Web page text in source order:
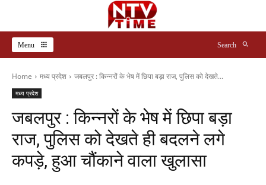
Menu Search
Home मध्य प्रदेश जबलपुर : किन्नरों के भेष में छिपा बड़ा राज, पुलिस को देखते...
मध्य प्रदेश
जबलपुर : किन्नरों के भेष में छिपा बड़ा
राज, पुलिस को देखते ही बदलने लगे
कपड़े, हुआ चौंकाने वाला खुलासा